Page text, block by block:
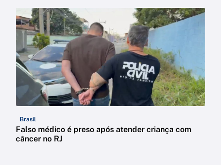
Brasil
Falso médico é preso após atender criança com
câncer no RJ